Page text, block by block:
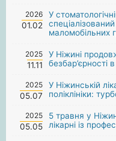
2026
01.02
У
маломобільних
2025
11.11
У Ніжині
безбар’єрності
2025
05.07
У Ніжинській
поліклініки:
2025
05.05
5 травня у
лікарні із